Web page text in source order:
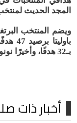
المجد الحديث
ويضم المنتخب
بـ32 هدفًا، وأخيرًا نونو جوميش بـ29 هدفًا
أخبار ذات